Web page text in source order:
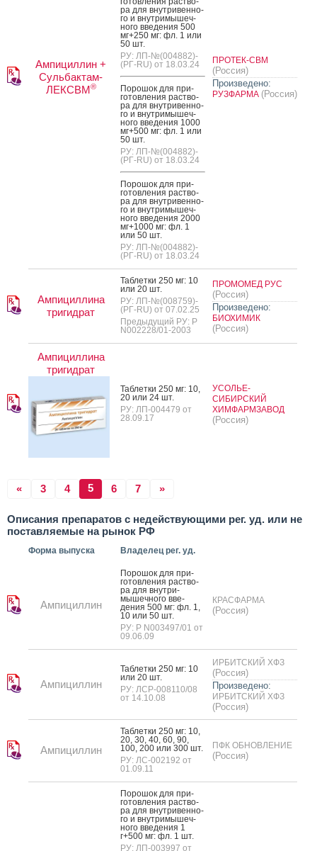
Ампициллин +
Сульбактам-
ЛЕКСВМ®
ра для внут­ри­вен­но­
го и внут­ри­мышеч­
но­го вве­дения 500
мг+250 мг: фл. 1 или
50 шт.
РУ: ЛП-№(004882)-
(РГ-RU) от 18.03.24
По­рошок для при­
готов­ле­ния рас­тво­
ра для внут­ри­вен­но­
го и внут­ри­мышеч­
но­го вве­дения 1000
мг+500 мг: фл. 1 или
50 шт.
РУ: ЛП-№(004882)-
(РГ-RU) от 18.03.24
По­рошок для при­
готов­ле­ния рас­тво­
ра для внут­ри­вен­но­
го и внут­ри­мышеч­
но­го вве­дения 2000
мг+1000 мг: фл. 1
или 50 шт.
РУ: ЛП-№(004882)-
(РГ-RU) от 18.03.24
ПРОТЕК-СВМ
(Россия)
Произведено:
РУЗФАРМА (Россия)
Ампициллина
тригидрат
Таб­летки 250 мг: 10
или 20 шт.
РУ: ЛП-№(008759)-
(РГ-RU) от 07.02.25
Предыдущий РУ: Р
N002228/01-2003
ПРОМОМЕД РУС
(Россия)
Произведено:
БИОХИМИК
(Россия)
Ампициллина
тригидрат
Таб­летки 250 мг: 10,
20 или 24 шт.
РУ: ЛП-004479 от
28.09.17
УСОЛЬЕ-
СИБИРСКИЙ
ХИМФАРМЗАВОД
(Россия)
« 3 4 5 6 7 »
Описания препаратов с недействующими рег. уд. или не
поставляемые на рынок РФ
Форма выпуска Владелец рег. уд.
Ампициллин
По­рошок для при­
готов­ле­ния рас­тво­
ра для внут­ри­
мышеч­но­го вве­
дения 500 мг: фл. 1,
10 или 50 шт.
РУ: Р N003497/01 от
09.06.09
КРАСФАРМА
(Россия)
Ампициллин
Таб­летки 250 мг: 10
или 20 шт.
РУ: ЛСР-008110/08
от 14.10.08
ИРБИТСКИЙ ХФЗ
(Россия)
Произведено:
ИРБИТСКИЙ ХФЗ
(Россия)
Ампициллин
Таб­летки 250 мг: 10,
20, 30, 40, 60, 90,
100, 200 или 300 шт.
РУ: ЛС-002192 от
01.09.11
ПФК ОБНОВЛЕНИЕ
(Россия)
По­рошок для при­
готов­ле­ния рас­тво­
ра для внут­ри­вен­но­
го и внут­ри­мышеч­
но­го вве­дения 1
г+500 мг: фл. 1 шт.
РУ: ЛП-003997 от